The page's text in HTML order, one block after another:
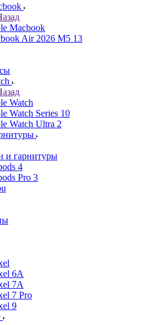
Macbook
Air 2026 M5 13
Watch
Watch Series 10
Watch Ultra 2
и гарнитуры
4
Pro 3
6A
7А
7 Pro
9